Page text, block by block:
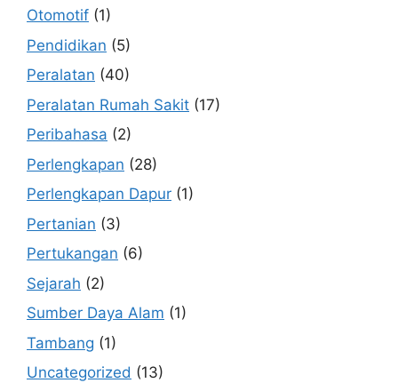
Otomotif (1)
Pendidikan (5)
Peralatan (40)
Peralatan Rumah Sakit (17)
Peribahasa (2)
Perlengkapan (28)
Perlengkapan Dapur (1)
Pertanian (3)
Pertukangan (6)
Sejarah (2)
Sumber Daya Alam (1)
Tambang (1)
Uncategorized (13)